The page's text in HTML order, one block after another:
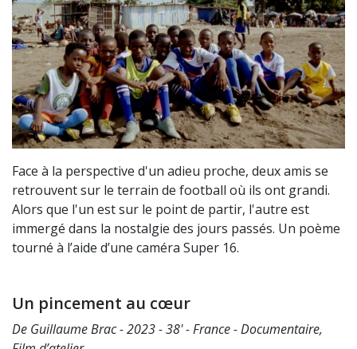
Face à la perspective d'un adieu proche, deux amis se
retrouvent sur le terrain de football où ils ont grandi.
Alors que l'un est sur le point de partir, l'autre est
immergé dans la nostalgie des jours passés. Un poème
tourné à l’aide d’une caméra Super 16.
Un pincement au cœur
De Guillaume Brac - 2023 - 38' - France - Documentaire,